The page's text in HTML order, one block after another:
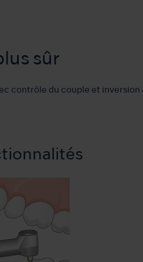
sûr
contrôle du couple et inversion